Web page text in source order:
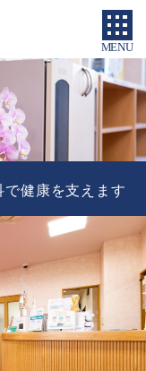
MENU
健康を支えます